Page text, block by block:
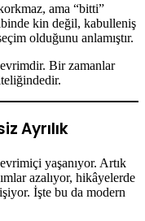
ama “bitti”
kin değil, kabulleniş
olduğunu anlamıştır.
Bir zamanlar
Ayrılık
yaşanıyor. Artık
azalıyor, hikâyelerde
İşte bu da modern